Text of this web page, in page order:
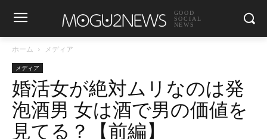
GOOD
SOCIAL
NEWS
ホーム メディア
メディア
婚活女が絶対ムリなのは発
泡酒男 女は酒で男の価値を
見てる？【前編】